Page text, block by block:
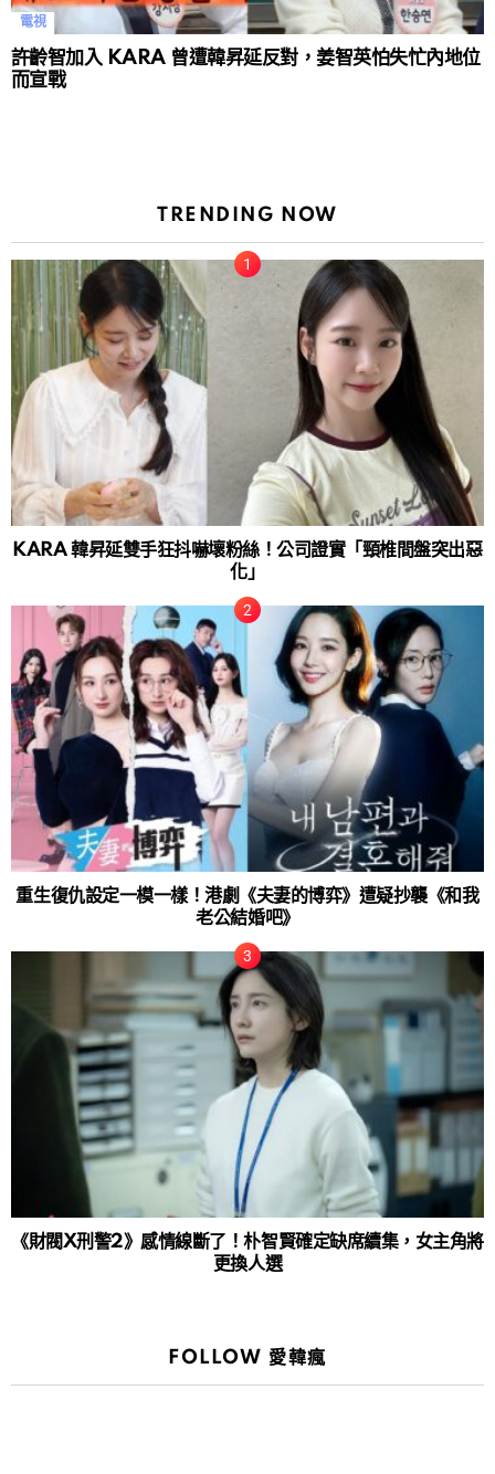
電視
許齡智加入 KARA 曾遭韓昇延反對，姜智英怕失忙內地位
而宣戰
TRENDING NOW
KARA 韓昇延雙手狂抖嚇壞粉絲！公司證實「頸椎間盤突出惡
化」
重生復仇設定一模一樣！港劇《夫妻的博弈》遭疑抄襲《和我
老公結婚吧》
《財閥X刑警2》感情線斷了！朴智賢確定缺席續集，女主角將
更換人選
FOLLOW 愛韓瘋